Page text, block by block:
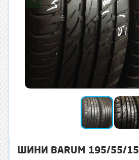
ШИНИ BARUM 195/55/15